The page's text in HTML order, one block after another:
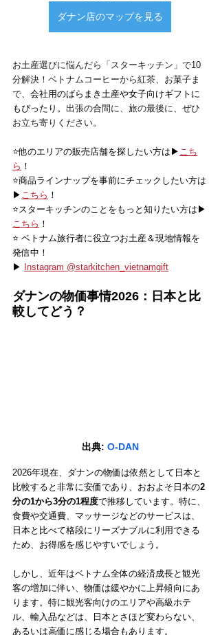
ダナン店のマップを見る
お土産選びに悩んだら「スターキッチン」で10
分解決！ベトナムコーヒーから紅茶、お菓子ま
で、 会社用のばらまき土産や女子向けギフトに
もぴったり。 出張の合間に、旅の最後に、ぜひ
お立ち寄りください。
⭐️他のエリアの販売店舗を探したい方は▶ こち
ら ！
⭐️商品ラインナップを事前にチェックしたい方は
▶ こちら ！
⭐️スターキッチンのことをもっと知りたい方は▶
こちら ！
⭐️ ベトナム旅行者に役立つお土産＆現地情報を
発信中！
▶
Instagram @starkitchen_vietnamgift
ダナンの物価事情2026：日本と比
較してどう？
出典: O-DAN
2026年現在、ダナンの物価は依然として日本と
比較すると非常に安価であり、おおよそ日本の2
分の1から3分の1程度で推移しています。特に、
食費や交通費、マッサージなどのサービスは、
日本と比べて格段にリーズナブルに利用できる
ため、お得感を感じやすいでしょう。
しかし、近年はベトナム全体の経済成長と観光
客の増加に伴い、物価は緩やかに上昇傾向にあ
ります。特に観光客向けのエリアや高級ホテ
ル、輸入品などは、日本とさほど変わらない、
あるいは高価に感じる場合もあります。